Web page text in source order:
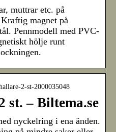
muttrar etc. på
magnet på
Pennmodell med PVC-
hölje runt
2-st-2000035048
st. – Biltema.se
nyckelring i ena änden.